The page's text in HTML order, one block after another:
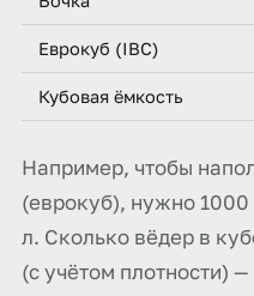
Еврокуб (IBC)
Кубовая ёмкость
Например, чтобы
(еврокуб), нужно 1000
л. Сколько вёдер в
(с учётом плотности) —